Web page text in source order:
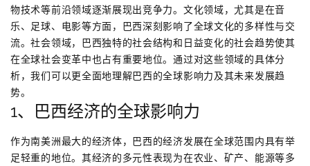
物技术等前沿领域逐渐展现出竞争力。文化领域，尤其是在音
乐、足球、电影等方面，巴西深刻影响了全球文化的多样性与交
流。社会领域，巴西独特的社会结构和日益变化的社会趋势使其
在全球社会变革中也占有重要地位。通过对这些领域的具体分
析，我们可以更全面地理解巴西的全球影响力及其未来发展趋
势。
1、巴西经济的全球影响力
作为南美洲最大的经济体，巴西的经济发展在全球范围内具有举
足轻重的地位。其经济的多元性表现为在农业、矿产、能源等多